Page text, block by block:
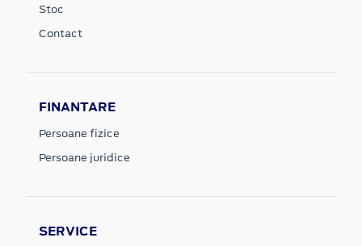
Stoc
Contact
FINANTARE
Persoane fizice
Persoane juridice
SERVICE